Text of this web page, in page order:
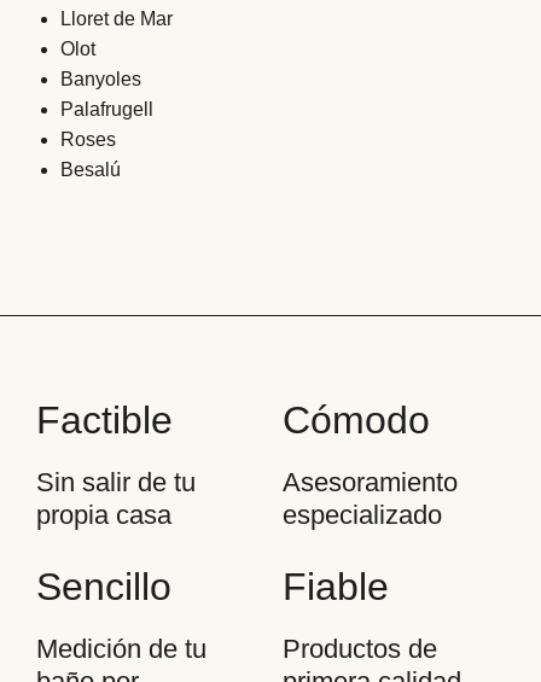
Lloret de Mar
Olot
Banyoles
Palafrugell
Roses
Besalú
Factible
Sin salir de tu
propia casa
Cómodo
Asesoramiento
especializado
Sencillo
Medición de tu
Fiable
Productos de